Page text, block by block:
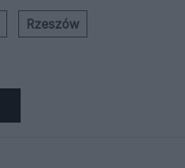
Rzeszów